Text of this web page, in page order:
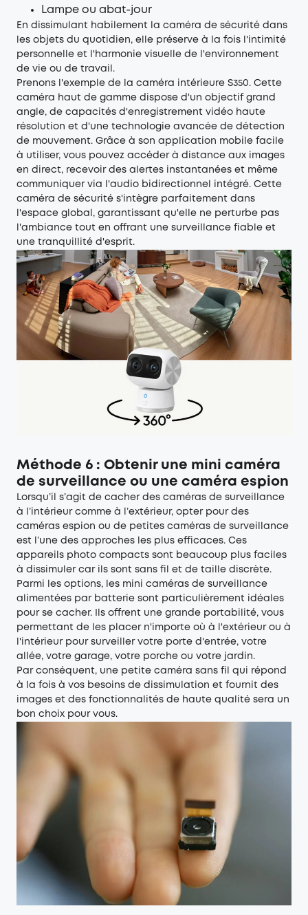
Lampe ou abat-jour
En dissimulant habilement la caméra de sécurité dans
les objets du quotidien, elle préserve à la fois l'intimité
personnelle et l'harmonie visuelle de l'environnement
de vie ou de travail.
Prenons l'exemple de la caméra intérieure S350. Cette
caméra haut de gamme dispose d'un objectif grand
angle, de capacités d'enregistrement vidéo haute
résolution et d'une technologie avancée de détection
de mouvement. Grâce à son application mobile facile
à utiliser, vous pouvez accéder à distance aux images
en direct, recevoir des alertes instantanées et même
communiquer via l'audio bidirectionnel intégré. Cette
caméra de sécurité s'intègre parfaitement dans
l'espace global, garantissant qu'elle ne perturbe pas
l'ambiance tout en offrant une surveillance fiable et
une tranquillité d'esprit.
Méthode 6 : Obtenir une mini caméra
de surveillance ou une caméra espion
Lorsqu’il s’agit de cacher des caméras de surveillance
à l’intérieur comme à l’extérieur, opter pour des
caméras espion ou de petites caméras de surveillance
est l’une des approches les plus efficaces. Ces
appareils photo compacts sont beaucoup plus faciles
à dissimuler car ils sont sans fil et de taille discrète.
Parmi les options, les mini caméras de surveillance
alimentées par batterie sont particulièrement idéales
pour se cacher. Ils offrent une grande portabilité, vous
permettant de les placer n'importe où à l'extérieur ou à
l'intérieur pour surveiller votre porte d'entrée, votre
allée, votre garage, votre porche ou votre jardin.
Par conséquent, une petite caméra sans fil qui répond
à la fois à vos besoins de dissimulation et fournit des
images et des fonctionnalités de haute qualité sera un
bon choix pour vous.